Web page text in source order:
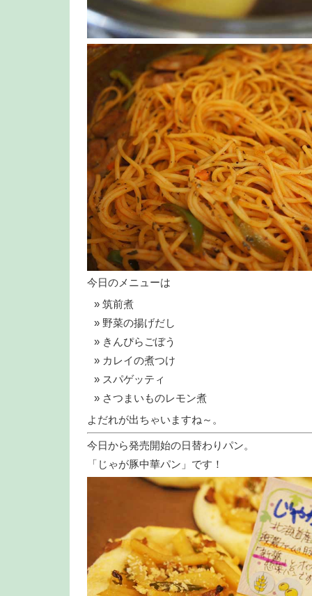
今日のメニューは
筑前煮
野菜の揚げだし
きんぴらごぼう
カレイの煮つけ
スパゲッティ
さつまいものレモン煮
よだれが出ちゃいますね～。
今日から発売開始の日替わりパン。
「じゃが豚中華パン」です！